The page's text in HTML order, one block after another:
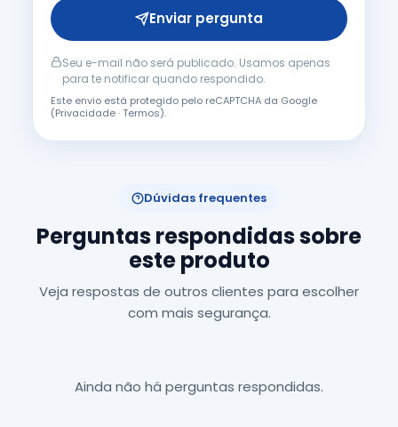
Enviar pergunta
Seu e-mail não será publicado. Usamos apenas
para te notificar quando respondido.
Este envio está protegido pelo reCAPTCHA da Google
(Privacidade·Termos).
Dúvidas frequentes
Perguntas respondidas sobre
este produto
Veja respostas de outros clientes para escolher
com mais segurança.
Ainda não há perguntas respondidas.